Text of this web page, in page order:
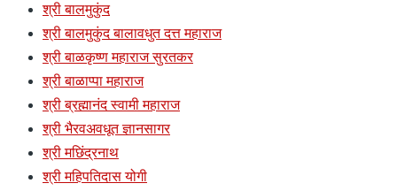
श्री बालमुकुंद
श्री बालमुकुंद बालावधुत दत्त महाराज
श्री बाळकृष्ण महाराज सुरतकर
श्री बाळाप्पा महाराज
श्री ब्रह्मानंद स्वामी महाराज
श्री भैरवअवधूत ज्ञानसागर
श्री मछिंद्रनाथ
श्री महिपतिदास योगी